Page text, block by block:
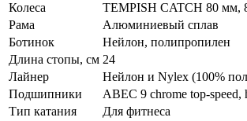
Колеса
TEMPISH CATCH 80 мм,
Рама
Алюминиевый сплав
Ботинок
Нейлон, полипропилен
Длина стопы, см 24
Лайнер
Нейлон и Nylex (100%
Подшипники
ABEC 9 chrome top-speed,
Тип катания
Для фитнеса